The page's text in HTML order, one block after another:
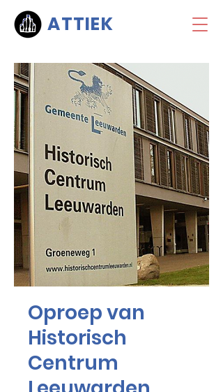
ATTIEK
Oproep van
Historisch
Centrum